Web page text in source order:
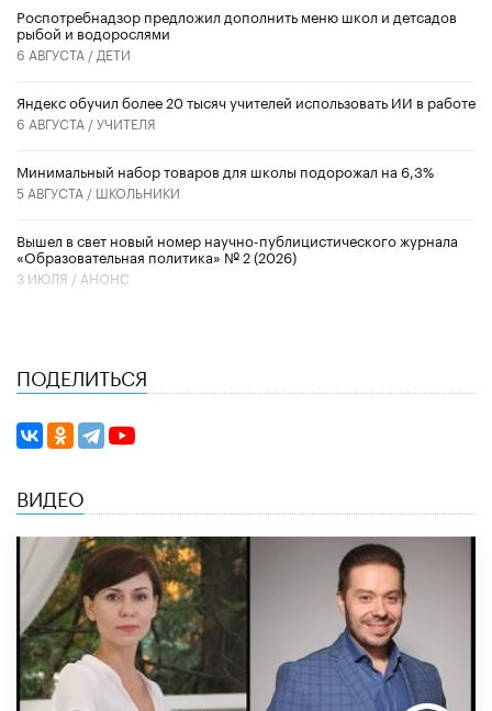
Роспотребнадзор предложил дополнить меню школ и детсадов
рыбой и водорослями
6 АВГУСТА / ДЕТИ
​Яндекс обучил более 20 тысяч учителей использовать ИИ в работе
6 АВГУСТА /УЧИТЕЛЯ
Минимальный набор товаров для школы подорожал на 6,3%
5 АВГУСТА / ШКОЛЬНИКИ
Вышел в свет новый номер научно-публицистического журнала
«Образовательная политика» № 2 (2026)
3 ИЮЛЯ / АНОНС
ПОДЕЛИТЬСЯ
ВИДЕО